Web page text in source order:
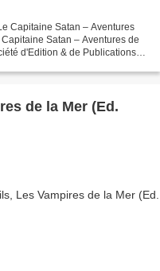
Capitaine Satan – Aventures
Satan – Aventures de
d'Edition & de Publications
la Mer (Ed.